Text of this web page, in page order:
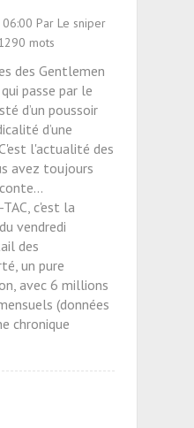
Par Le sniper
mots
des Gentlemen
passe par le
d’un poussoir
d’une
l'actualité des
avez toujours
c'est la
vendredi
des
un pure
avec 6 millions
(données
chronique